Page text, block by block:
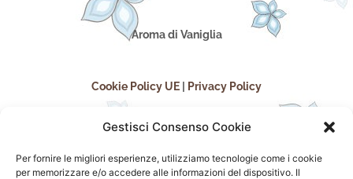
Gestisci Consenso Cookie
Per fornire le migliori esperienze, utilizziamo tecnologie come i cookie
per memorizzare e/o accedere alle informazioni del dispositivo. Il
Aroma di Vaniglia
Cookie Policy UE Privacy Policy